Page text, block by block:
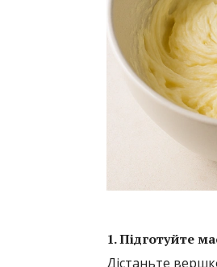
1. Підготуйте
Дістаньте